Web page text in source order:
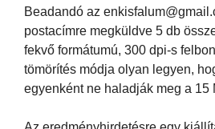
Beadandó az
postacímre megküldve 5 db
fekvő formátumú, 300 dpi-s
tömörítés módja olyan legyen,
egyenként ne haladják meg a 15